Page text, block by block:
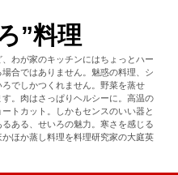
”料理
わが家のキッチンにはちょっとハー
合ではありません。魅惑の料理、シ
でしかつくれません。野菜を蒸せ
。肉はさっぱりヘルシーに。高温の
トカット。しかもセンスのいい器と
ある、せいろの魅力。寒さを感じる
ほか蒸し料理を料理研究家の大庭英